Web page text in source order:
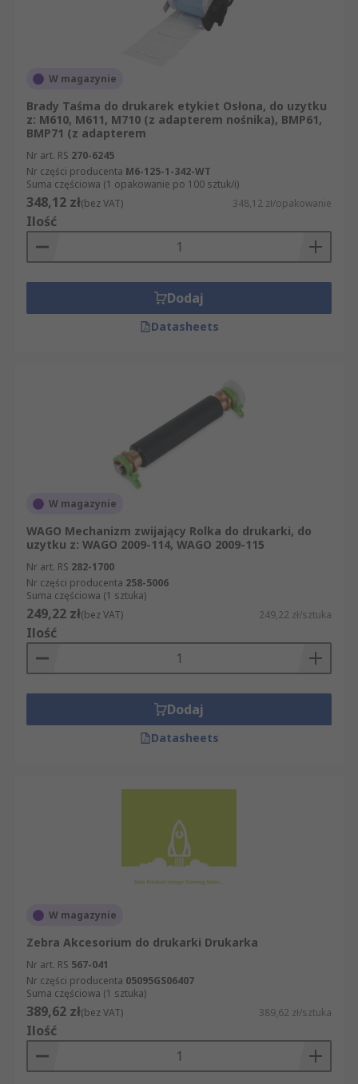
W magazynie
Brady Taśma do drukarek etykiet Osłona, do uzytku
z: M610, M611, M710 (z adapterem nośnika), BMP61,
BMP71 (z adapterem
Nr art. RS 270-6245
Nr części producenta M6-125-1-342-WT
Suma częściowa (1 opakowanie po 100 sztuk/i)
348,12 zł(bez VAT) 348,12 zł/opakowanie
Ilość
Dodaj
Datasheets
W magazynie
WAGO Mechanizm zwijający Rolka do drukarki, do
uzytku z: WAGO 2009-114, WAGO 2009-115
Nr art. RS 282-1700
Nr części producenta 258-5006
Suma częściowa (1 sztuka)
249,22 zł(bez VAT) 249,22 zł/sztuka
Ilość
Dodaj
Datasheets
W magazynie
Zebra Akcesorium do drukarki Drukarka
Nr art. RS 567-041
Nr części producenta 05095GS06407
Suma częściowa (1 sztuka)
389,62 zł(bez VAT) 389,62 zł/sztuka
Ilość